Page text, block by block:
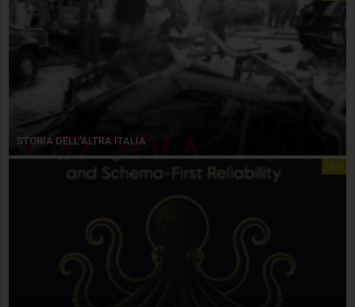
STORIA DELL’ALTRA ITALIA
libri